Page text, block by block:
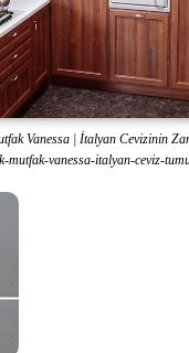
Vanessa | İtalyan Cevizinin
mutfak-vanessa-italyan-ceviz-